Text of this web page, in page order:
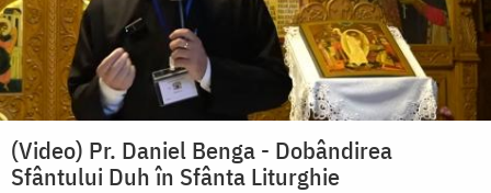
(Video) Pr. Daniel Benga - Dobândirea
Sfântului Duh în Sfânta Liturghie